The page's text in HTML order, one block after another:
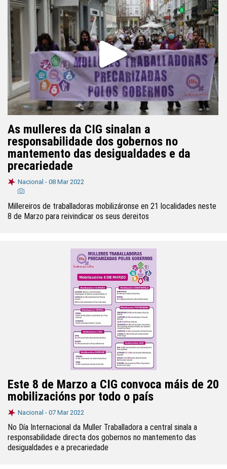
As mulleres da CIG sinalan a
responsabilidade dos gobernos no
mantemento das desigualdades e da
precariedade
Nacional - 08 Mar 2022
Millereiros de traballadoras mobilizáronse en 21 localidades neste
8 de Marzo para reivindicar os seus dereitos
Este 8 de Marzo a CIG convoca máis de 20
mobilizacións por todo o país
Nacional - 07 Mar 2022
No Día Internacional da Muller Traballadora a central sinala a
responsabilidade directa dos gobernos no mantemento das
desigualdades e a precariedade